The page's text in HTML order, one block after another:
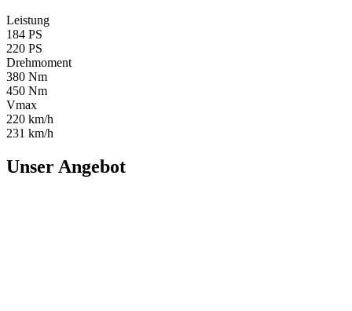
Leistung
184 PS
220 PS
Drehmoment
380 Nm
450 Nm
Vmax
220 km/h
231 km/h
Unser Angebot